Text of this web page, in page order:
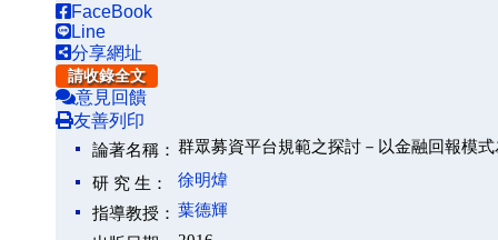
FaceBook
Line
分享網址
請收錄全文
意見回饋
友善列印
論著名稱： 群眾募資平台規範之探討－以金融回報模式
研 究 生：
徐明煒
指導教授： 葉德輝